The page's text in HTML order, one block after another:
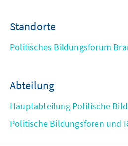
Standorte
Politisches Bildungsforum
Abteilung
Hauptabteilung Politische
Politische Bildungsforen und